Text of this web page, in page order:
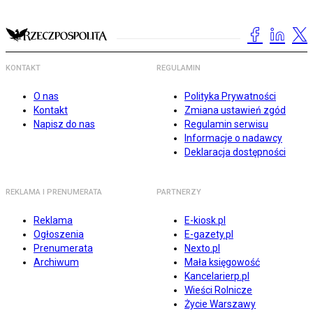
KONTAKT
O nas
Kontakt
Napisz do nas
REGULAMIN
Polityka Prywatności
Zmiana ustawień zgód
Regulamin serwisu
Informacje o nadawcy
Deklaracja dostępności
REKLAMA I PRENUMERATA
Reklama
Ogłoszenia
Prenumerata
Archiwum
PARTNERZY
E-kiosk.pl
E-gazety.pl
Nexto.pl
Mała księgowość
Kancelarierp.pl
Wieści Rolnicze
Życie Warszawy